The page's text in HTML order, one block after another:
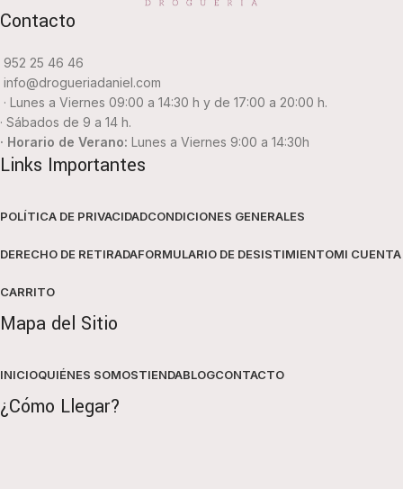
Contacto
952 25 46 46
info@drogueriadaniel.com
· Lunes a Viernes 09:00 a 14:30 h y de 17:00 a 20:00 h.
· Sábados de 9 a 14 h.
· Horario de Verano: Lunes a Viernes 9:00 a 14:30h
Links Importantes
POLÍTICA DE PRIVACIDADCONDICIONES GENERALES
DERECHO DE RETIRADAFORMULARIO DE DESISTIMIENTOMI CUENTA
CARRITO
Mapa del Sitio
INICIOQUIÉNES SOMOSTIENDABLOGCONTACTO
¿Cómo Llegar?